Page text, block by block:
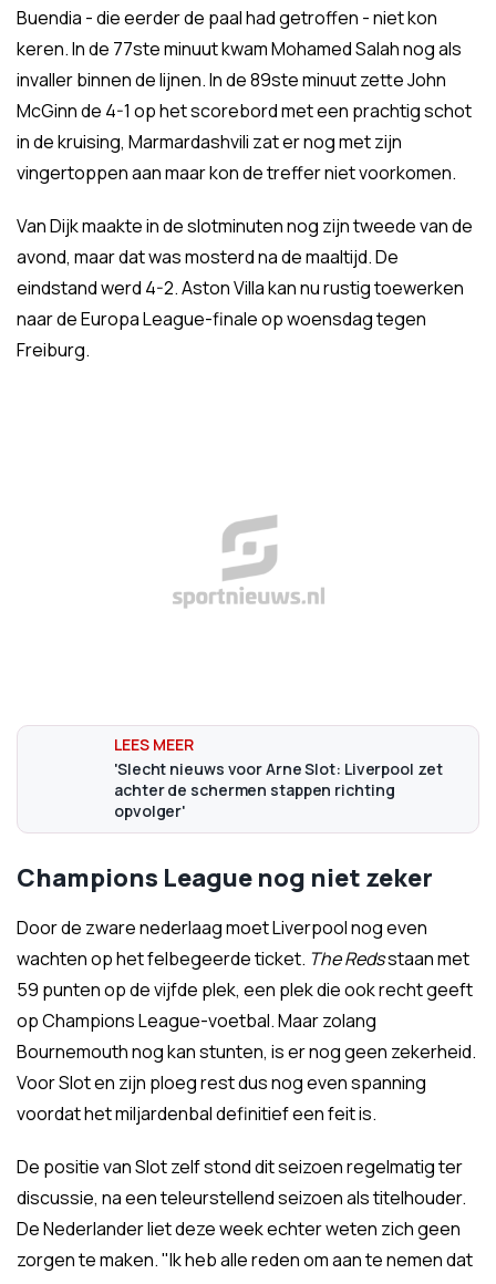
Buendia - die eerder de paal had getroffen - niet kon
keren. In de 77ste minuut kwam Mohamed Salah nog als
invaller binnen de lijnen. In de 89ste minuut zette John
McGinn de 4-1 op het scorebord met een prachtig schot
in de kruising, Marmardashvili zat er nog met zijn
vingertoppen aan maar kon de treffer niet voorkomen.
Van Dijk maakte in de slotminuten nog zijn tweede van de
avond, maar dat was mosterd na de maaltijd. De
eindstand werd 4-2. Aston Villa kan nu rustig toewerken
naar de Europa League-finale op woensdag tegen
Freiburg.
'Slecht nieuws voor Arne Slot: Liverpool zet
achter de schermen stappen richting
opvolger'
Champions League nog niet zeker
Door de zware nederlaag moet Liverpool nog even
wachten op het felbegeerde ticket. The Redsstaan met
59 punten op de vijfde plek, een plek die ook recht geeft
op Champions League-voetbal. Maar zolang
Bournemouth nog kan stunten, is er nog geen zekerheid.
Voor Slot en zijn ploeg rest dus nog even spanning
voordat het miljardenbal definitief een feit is.
De positie van Slot zelf stond dit seizoen regelmatig ter
discussie, na een teleurstellend seizoen als titelhouder.
De Nederlander liet deze week echter weten zich geen
zorgen te maken. "Ik heb alle reden om aan te nemen dat